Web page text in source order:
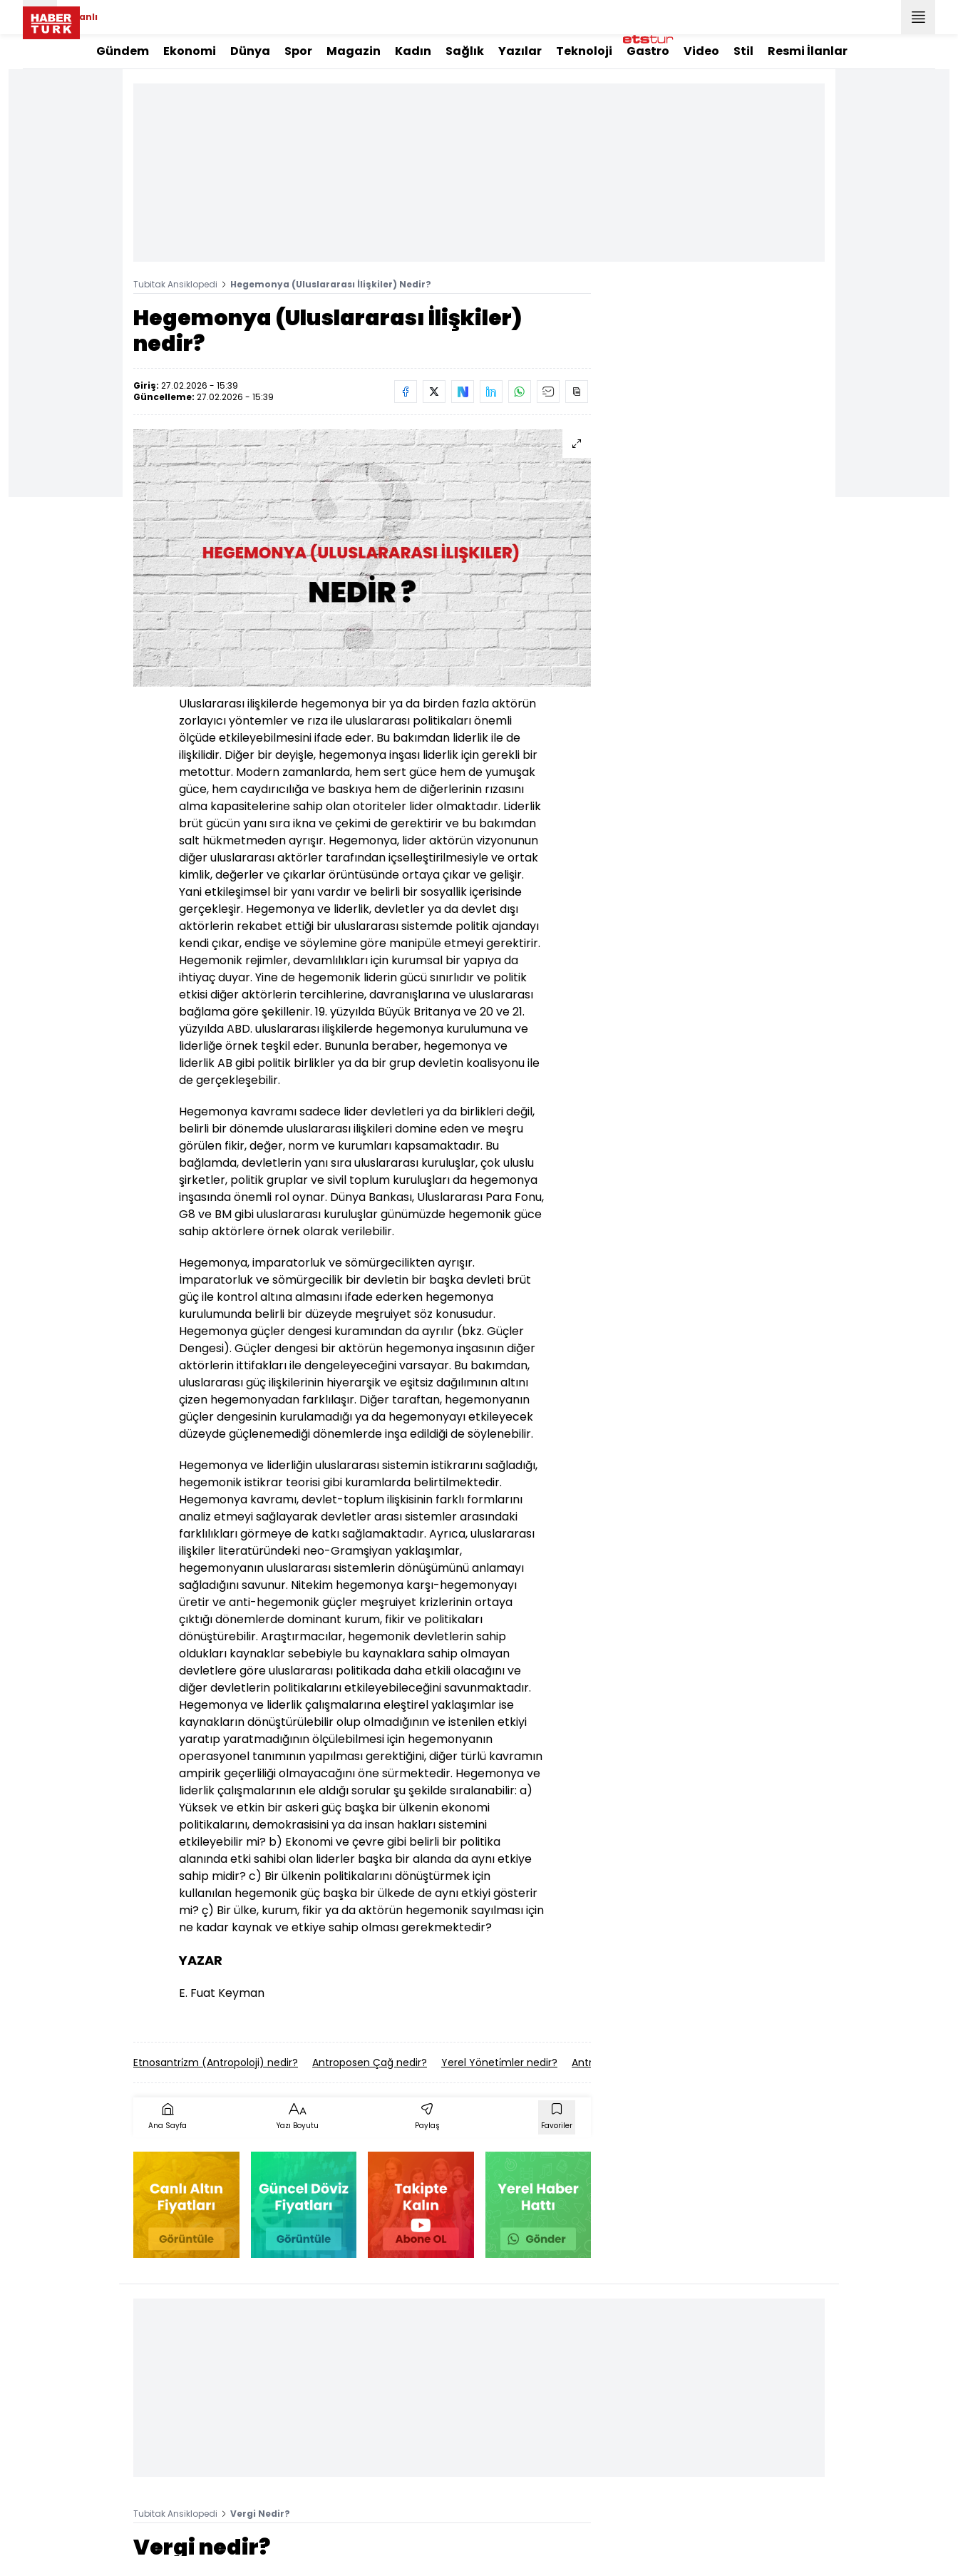
Canlı
Gündem Ekonomi Dünya Spor Magazin Kadın Sağlık Yazılar Teknoloji Gastro Video Stil Resmi İlanlar
Tubitak Ansiklopedi Hegemonya (Uluslararası İlişkiler) Nedir?
Hegemonya (Uluslararası İlişkiler)
nedir?
Giriş: 27.02.2026 - 15:39
Güncelleme: 27.02.2026 - 15:39
Uluslararası ilişkilerde hegemonya bir ya da birden fazla aktörün
zorlayıcı yöntemler ve rıza ile uluslararası politikaları önemli
ölçüde etkileyebilmesini ifade eder. Bu bakımdan liderlik ile de
ilişkilidir. Diğer bir deyişle, hegemonya inşası liderlik için gerekli bir
metottur. Modern zamanlarda, hem sert güce hem de yumuşak
güce, hem caydırıcılığa ve baskıya hem de diğerlerinin rızasını
alma kapasitelerine sahip olan otoriteler lider olmaktadır. Liderlik
brüt gücün yanı sıra ikna ve çekimi de gerektirir ve bu bakımdan
salt hükmetmeden ayrışır. Hegemonya, lider aktörün vizyonunun
diğer uluslararası aktörler tarafından içselleştirilmesiyle ve ortak
kimlik, değerler ve çıkarlar örüntüsünde ortaya çıkar ve gelişir.
Yani etkileşimsel bir yanı vardır ve belirli bir sosyallik içerisinde
gerçekleşir. Hegemonya ve liderlik, devletler ya da devlet dışı
aktörlerin rekabet ettiği bir uluslararası sistemde politik ajandayı
kendi çıkar, endişe ve söylemine göre manipüle etmeyi gerektirir.
Hegemonik rejimler, devamlılıkları için kurumsal bir yapıya da
ihtiyaç duyar. Yine de hegemonik liderin gücü sınırlıdır ve politik
etkisi diğer aktörlerin tercihlerine, davranışlarına ve uluslararası
bağlama göre şekillenir. 19. yüzyılda Büyük Britanya ve 20 ve 21.
yüzyılda ABD. uluslararası ilişkilerde hegemonya kurulumuna ve
liderliğe örnek teşkil eder. Bununla beraber, hegemonya ve
liderlik AB gibi politik birlikler ya da bir grup devletin koalisyonu ile
de gerçekleşebilir.
Hegemonya kavramı sadece lider devletleri ya da birlikleri değil,
belirli bir dönemde uluslararası ilişkileri domine eden ve meşru
görülen fikir, değer, norm ve kurumları kapsamaktadır. Bu
bağlamda, devletlerin yanı sıra uluslararası kuruluşlar, çok uluslu
şirketler, politik gruplar ve sivil toplum kuruluşları da hegemonya
inşasında önemli rol oynar. Dünya Bankası, Uluslararası Para Fonu,
G8 ve BM gibi uluslararası kuruluşlar günümüzde hegemonik güce
sahip aktörlere örnek olarak verilebilir.
Hegemonya, imparatorluk ve sömürgecilikten ayrışır.
İmparatorluk ve sömürgecilik bir devletin bir başka devleti brüt
güç ile kontrol altına almasını ifade ederken hegemonya
kurulumunda belirli bir düzeyde meşruiyet söz konusudur.
Hegemonya güçler dengesi kuramından da ayrılır (bkz. Güçler
Dengesi). Güçler dengesi bir aktörün hegemonya inşasının diğer
aktörlerin ittifakları ile dengeleyeceğini varsayar. Bu bakımdan,
uluslararası güç ilişkilerinin hiyerarşik ve eşitsiz dağılımının altını
çizen hegemonyadan farklılaşır. Diğer taraftan, hegemonyanın
güçler dengesinin kurulamadığı ya da hegemonyayı etkileyecek
düzeyde güçlenemediği dönemlerde inşa edildiği de söylenebilir.
Hegemonya ve liderliğin uluslararası sistemin istikrarını sağladığı,
hegemonik istikrar teorisi gibi kuramlarda belirtilmektedir.
Hegemonya kavramı, devlet-toplum ilişkisinin farklı formlarını
analiz etmeyi sağlayarak devletler arası sistemler arasındaki
farklılıkları görmeye de katkı sağlamaktadır. Ayrıca, uluslararası
ilişkiler literatüründeki neo-Gramşiyan yaklaşımlar,
hegemonyanın uluslararası sistemlerin dönüşümünü anlamayı
sağladığını savunur. Nitekim hegemonya karşı-hegemonyayı
üretir ve anti-hegemonik güçler meşruiyet krizlerinin ortaya
çıktığı dönemlerde dominant kurum, fikir ve politikaları
dönüştürebilir. Araştırmacılar, hegemonik devletlerin sahip
oldukları kaynaklar sebebiyle bu kaynaklara sahip olmayan
devletlere göre uluslararası politikada daha etkili olacağını ve
diğer devletlerin politikalarını etkileyebileceğini savunmaktadır.
Hegemonya ve liderlik çalışmalarına eleştirel yaklaşımlar ise
kaynakların dönüştürülebilir olup olmadığının ve istenilen etkiyi
yaratıp yaratmadığının ölçülebilmesi için hegemonyanın
operasyonel tanımının yapılması gerektiğini, diğer türlü kavramın
ampirik geçerliliği olmayacağını öne sürmektedir. Hegemonya ve
liderlik çalışmalarının ele aldığı sorular şu şekilde sıralanabilir: a)
Yüksek ve etkin bir askeri güç başka bir ülkenin ekonomi
politikalarını, demokrasisini ya da insan hakları sistemini
etkileyebilir mi? b) Ekonomi ve çevre gibi belirli bir politika
alanında etki sahibi olan liderler başka bir alanda da aynı etkiye
sahip midir? c) Bir ülkenin politikalarını dönüştürmek için
kullanılan hegemonik güç başka bir ülkede de aynı etkiyi gösterir
mi? ç) Bir ülke, kurum, fikir ya da aktörün hegemonik sayılması için
ne kadar kaynak ve etkiye sahip olması gerekmektedir?
YAZAR
E. Fuat Keyman
Etnosantri̇zm (Antropoloji) nedir? Antroposen Çağ nedir? Yerel Yöneti̇mler nedir? Antropoloji̇ nedir?
Ana Sayfa Yazı Boyutu Paylaş Favoriler
Tubitak Ansiklopedi Vergi Nedir?
Vergi nedir?